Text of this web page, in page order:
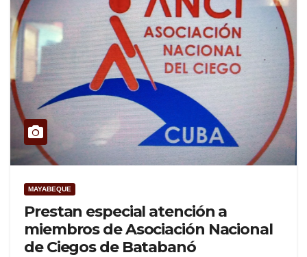
MAYABEQUE
Prestan especial atención a
miembros de Asociación Nacional
de Ciegos de Batabanó